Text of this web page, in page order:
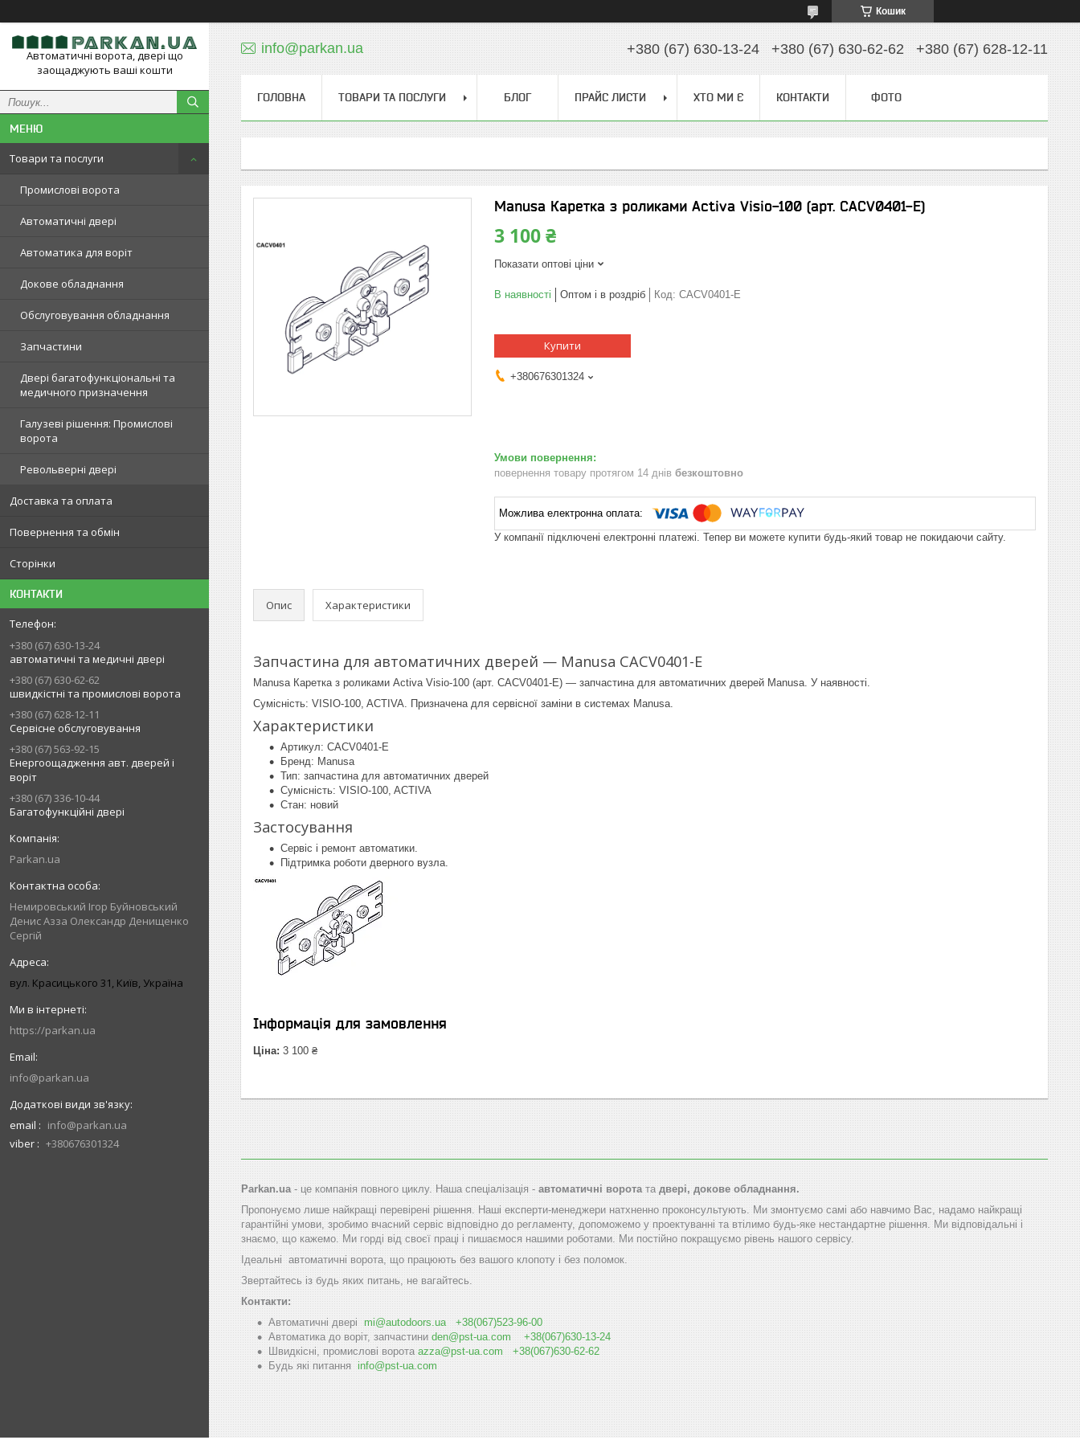
Кошик
Автоматичні ворота, двері що
заощаджують ваші кошти
Товари та послуги
Промислові ворота
Автоматичні двері
Автоматика для воріт
Докове обладнання
Обслуговування обладнання
Запчастини
Двері багатофункціональні та
медичного призначення
Галузеві рішення: Промислові
ворота
Револьверні двері
Доставка та оплата
Повернення та обмін
Сторінки
КОНТАКТИ
+380 (67) 630-13-24
автоматичні та медичні двері
+380 (67) 630-62-62
швидкістні та промислові ворота
+380 (67) 628-12-11
Сервісне обслуговування
+380 (67) 563-92-15
Енергоощадження авт. дверей і
воріт
+380 (67) 336-10-44
Багатофункційні двері
Parkan.ua
Немировський Ігор Буйновський
Денис Азза Олександр Денищенко
Сергій
вул. Красицького 31, Київ, Україна
https://parkan.ua
info@parkan.ua
email
info@parkan.ua
viber
+380676301324
info@parkan.ua +380 (67) 630-13-24 +380 (67) 630-62-62 +380 (67) 628-12-11
ГОЛОВНА ТОВАРИ ТА ПОСЛУГИ БЛОГ ПРАЙС ЛИСТИ ХТО МИ Є КОНТАКТИ ФОТО
Manusa Каретка з роликами Activa Visio-100 (арт. CACV0401-E)
3 100 ₴
Показати оптові ціни
В наявності Оптом і в роздріб Код: CACV0401-E
Купити
+380676301324
повернення товару протягом 14 днів безкоштовно
У компанії підключені електронні платежі. Тепер ви можете купити будь-який товар не покидаючи сайту.
Опис Характеристики
Запчастина для автоматичних дверей — Manusa CACV0401-E
Manusa Каретка з роликами Activa Visio-100 (арт. CACV0401-E) — запчастина для автоматичних дверей Manusa. У наявності.
Сумісність: VISIO-100, ACTIVA. Призначена для сервісної заміни в системах Manusa.
Характеристики
Артикул: CACV0401-E
Бренд: Manusa
Тип: запчастина для автоматичних дверей
Сумісність: VISIO-100, ACTIVA
Стан: новий
Застосування
Сервіс і ремонт автоматики.
Підтримка роботи дверного вузла.
Інформація для замовлення
Ціна: 3 100 ₴
Parkan.ua- це компанія повного циклу. Наша спеціалізація - автоматичні ворота та двері, докове обладнання.
Пропонуємо лише найкращі перевірені рішення. Наші експерти-менеджери натхненно проконсультують. Ми змонтуємо самі або навчимо Вас, надамо найкращі
гарантійні умови, зробимо вчасний сервіс відповідно до регламенту, допоможемо у проектуванні та втілимо будь-яке нестандартне рішення. Ми відповідальні і
знаємо, що кажемо. Ми горді від своєї праці і пишаємося нашими роботами. Ми постійно покращуємо рівень нашого сервісу.
Ідеальні автоматичні ворота, що працюють без вашого клопоту і без поломок.
Звертайтесь із будь яких питань, не вагайтесь.
Контакти:
Автоматичні двері mi@autodoоrs.ua
+38(067)523-96-00
Автоматика до воріт, запчастини den@pst-ua.com
+38(067)630-13-24
Швидкісні, промислові ворота azza@pst-ua.com
+38(067)630-62-62
Будь які питання info@pst-ua.com